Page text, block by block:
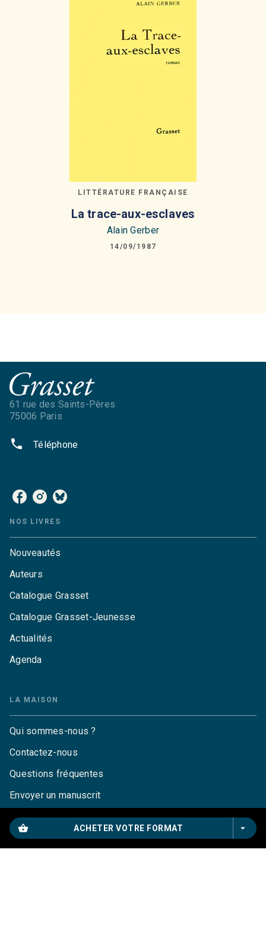
shopping_basket ACHETER VOTRE FORMAT arrow_drop_down
LITTÉRATURE FRANÇAISE
La trace-aux-esclaves
Alain Gerber
14/09/1987
61 rue des Saints-Pères
75006 Paris
phone Téléphone
NOS LIVRES
Nouveautés
Auteurs
Catalogue Grasset
Catalogue Grasset-Jeunesse
Actualités
Agenda
LA MAISON
Qui sommes-nous ?
Contactez-nous
Questions fréquentes
Envoyer un manuscrit
Service de presse
Droits